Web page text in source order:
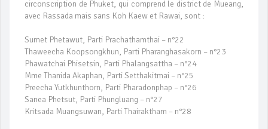
circonscription de Phuket, qui comprend le district de Mueang,
avec Rassada mais sans Koh Kaew et Rawai, sont :
Sumet Phetawut, Parti Prachathamthai – n°22
Thaweecha Koopsongkhun, Parti Pharanghasakorn – n°23
Phawatchai Phisetsin, Parti Phalangsattha – n°24
Mme Thanida Akaphan, Parti Setthakitmai – n°25
Preecha Yutkhunthorn, Parti Pharadonphap – n°26
Sanea Phetsut, Parti Phungluang – n°27
Kritsada Muangsuwan, Parti Thairaktham – n°28